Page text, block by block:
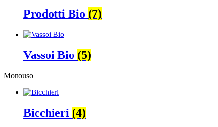
Prodotti Bio (7)
Vassoi Bio (5)
Monouso
Bicchieri (4)